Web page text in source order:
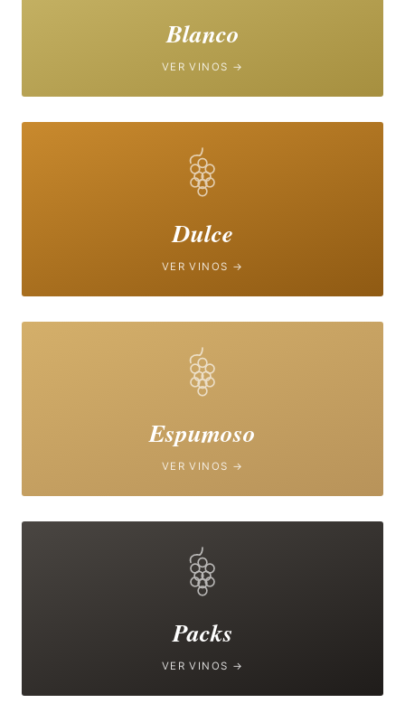
Blanco
VER VINOS →
Dulce
VER VINOS →
Espumoso
VER VINOS →
Packs
VER VINOS →